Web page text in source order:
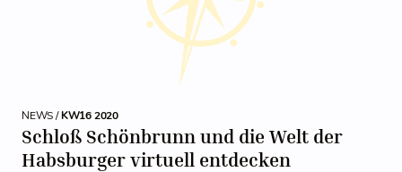
NEWS /KW16 2020
Schloß Schönbrunn und die Welt der
Habsburger virtuell entdecken